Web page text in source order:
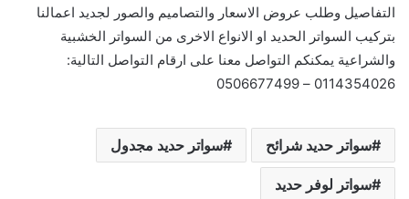
التفاصيل وطلب عروض الاسعار والتصاميم والصور لجديد اعمالنا
بتركيب السواتر الحديد او الانواع الاخرى من السواتر الخشبية
والشراعية يمكنكم التواصل معنا على ارقام التواصل التالية:
0114354026 – 0506677499
سواتر حديد شرائح سواتر حديد مجدول
سواتر لوفر حديد